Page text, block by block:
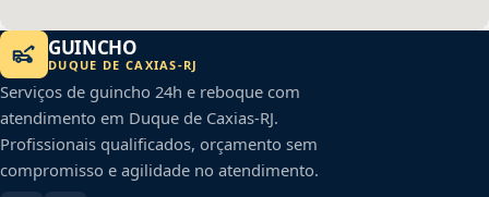
GUINCHO
DUQUE DE CAXIAS-RJ
Serviços de guincho 24h e reboque com
atendimento em Duque de Caxias-RJ.
Profissionais qualificados, orçamento sem
compromisso e agilidade no atendimento.